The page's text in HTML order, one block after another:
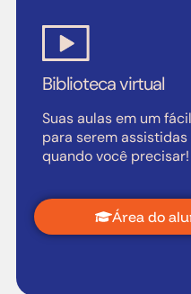
Biblioteca virtual
Suas aulas em um
para serem
quando você precisar!
Área do